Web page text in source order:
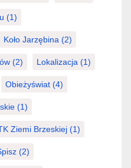
(1)
Koło Jarzębina (2)
(2) Lokalizacja (1)
Obieżyświat (4)
(1)
Ziemi Brzeskiej (1)
(2)